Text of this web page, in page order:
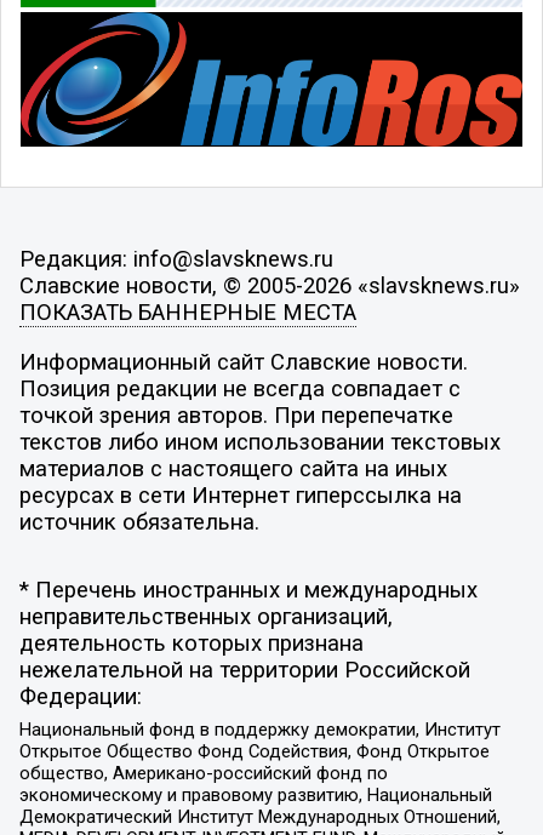
Редакция: info@slavsknews.ru
Славские новости, © 2005-2026 «slavsknews.ru»
ПОКАЗАТЬ БАННЕРНЫЕ МЕСТА
Информационный сайт Славские новости.
Позиция редакции не всегда совпадает с
точкой зрения авторов. При перепечатке
текстов либо ином использовании текстовых
материалов с настоящего сайта на иных
ресурсах в сети Интернет гиперссылка на
источник обязательна.
* Перечень иностранных и международных
неправительственных организаций,
деятельность которых признана
нежелательной на территории Российской
Федерации:
Национальный фонд в поддержку демократии, Институт
Открытое Общество Фонд Содействия, Фонд Открытое
общество, Американо-российский фонд по
экономическому и правовому развитию, Национальный
Демократический Институт Международных Отношений,